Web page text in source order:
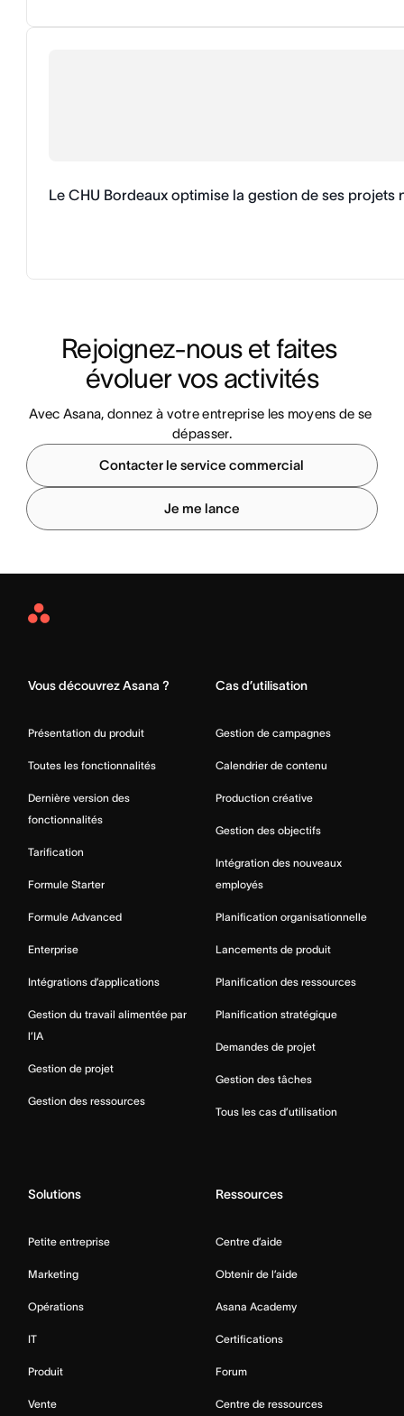
Le CHU Bordeaux optimise la gestion de ses projets
Rejoignez-nous et faites
évoluer vos activités
Avec Asana, donnez à votre entreprise les moyens de se
dépasser.
Contacter le service commercial
Je me lance
Asana
Vous découvrez Asana ?
Présentation du produit
Toutes les fonctionnalités
Dernière version des
fonctionnalités
Tarification
Formule Starter
Formule Advanced
Enterprise
Intégrations d’applications
Gestion du travail alimentée par
l’IA
Gestion de projet
Gestion des ressources
Cas d’utilisation
Gestion de campagnes
Calendrier de contenu
Production créative
Gestion des objectifs
Intégration des nouveaux
employés
Planification organisationnelle
Lancements de produit
Planification des ressources
Planification stratégique
Demandes de projet
Gestion des tâches
Tous les cas d’utilisation
Solutions
Petite entreprise
Marketing
Opérations
IT
Produit
Vente
Ressources
Centre d’aide
Obtenir de l’aide
Asana Academy
Certifications
Forum
Centre de ressources